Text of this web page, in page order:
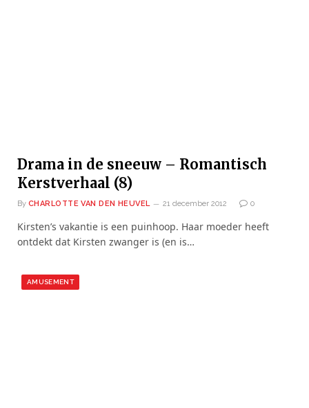
Drama in de sneeuw – Romantisch
Kerstverhaal (8)
By CHARLOTTE VAN DEN HEUVEL 21 december 2012 0
Kirsten’s vakantie is een puinhoop. Haar moeder heeft
ontdekt dat Kirsten zwanger is (en is…
AMUSEMENT